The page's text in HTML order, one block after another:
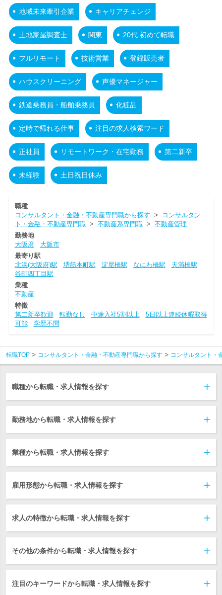
地域未来牽引企業 キャリアチェンジ
土地家屋調査士 関東 20代 初めて転職
フルリモート 技術営業 登録販売者
ハウスクリーニング 声優マネージャー
鉄道乗務員・船舶乗務員 化粧品
定時で帰れる仕事 注目の求人検索ワード
正社員 リモートワーク・在宅勤務 第二新卒
未経験 土日祝日休み
職種
コンサルタント・金融・不動産専門職から探す >
コンサルタン
ト・金融・不動産専門職> 不動産系専門職> 不動産管理
勤務地
大阪府
大阪市
最寄り駅
北浜(大阪府)駅
堺筋本町駅 淀屋橋駅 なにわ橋駅
天満橋駅
谷町四丁目駅
業種
不動産
特徴
第二新卒歓迎
転勤なし 中途入社5割以上
5日以上連続休暇取得
可能
学歴不問
転職TOP コンサルタント・金融・不動産専門職から探す コンサルタント・
職種から転職・求人情報を探す
勤務地から転職・求人情報を探す
業種から転職・求人情報を探す
雇用形態から転職・求人情報を探す
求人の特徴から転職・求人情報を探す
その他の条件から転職・求人情報を探す
注目のキーワードから転職・求人情報を探す